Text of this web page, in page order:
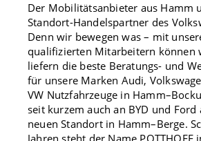
Der Mobilitätsanbieter aus Hamm
Standort-Handelspartner des
Denn wir bewegen was – mit
qualifizierten Mitarbeitern können
liefern die beste Beratungs- und
für unsere Marken Audi,
VW Nutzfahrzeuge in
seit kurzem auch an BYD und Ford
neuen Standort in Hamm–Berge.
Jahren steht der Name POTTHOFF